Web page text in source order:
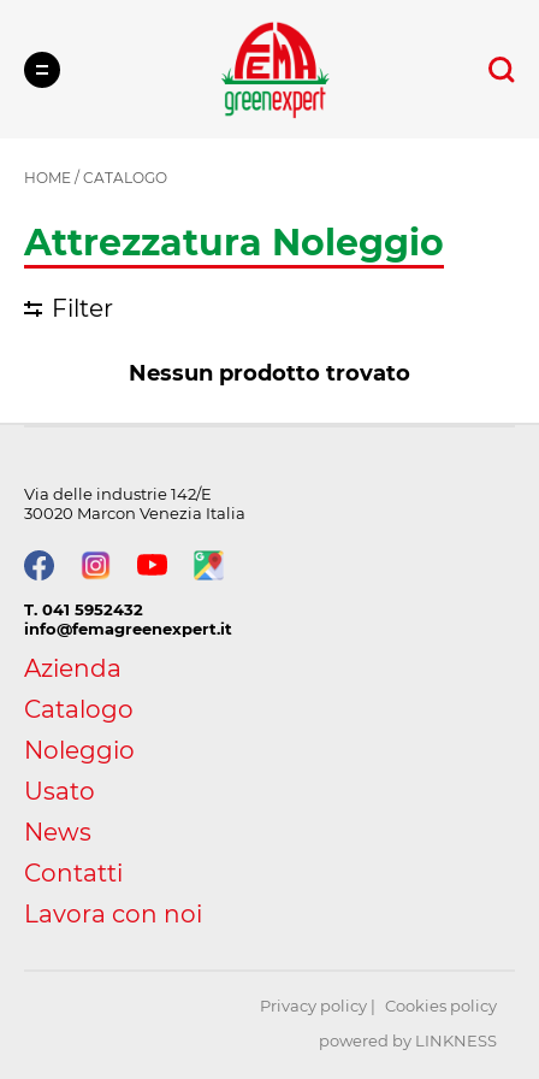
Cerca
HOME / CATALOGO
Attrezzatura Noleggio
Filter
Nessun prodotto trovato
Via delle industrie 142/E
30020 Marcon Venezia Italia
T. 041 5952432
info@femagreenexpert.it
Azienda
Catalogo
Noleggio
Usato
News
Contatti
Lavora con noi
Privacy policy
Cookies policy
powered by LINKNESS